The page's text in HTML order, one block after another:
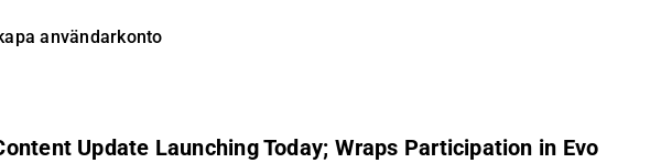
användarkonto
Update Launching Today; Wraps Participation in Evo